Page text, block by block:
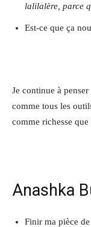
lalilalère, parce
Est-ce que ça
Je continue à
comme tous les
comme richesse
Anashka
Finir ma pièce de